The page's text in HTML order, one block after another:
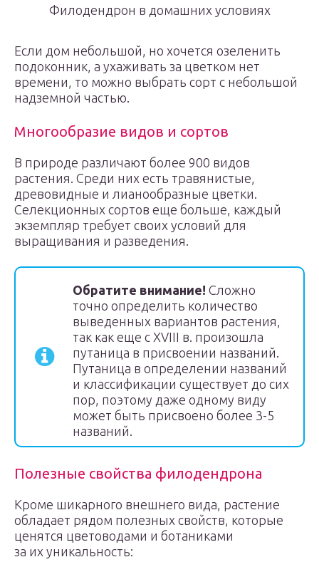
Филодендрон в домашних условиях
Если дом небольшой, но хочется озеленить
подоконник, а ухаживать за цветком нет
времени, то можно выбрать сорт с небольшой
надземной частью.
Многообразие видов и сортов
В природе различают более 900 видов
растения. Среди них есть травянистые,
древовидные и лианообразные цветки.
Селекционных сортов еще больше, каждый
экземпляр требует своих условий для
выращивания и разведения.
Обратите внимание! Сложно
точно определить количество
выведенных вариантов растения,
так как еще с XVIII в. произошла
путаница в присвоении названий.
Путаница в определении названий
и классификации существует до сих
пор, поэтому даже одному виду
может быть присвоено более 3-5
названий.
Полезные свойства филодендрона
Кроме шикарного внешнего вида, растение
обладает рядом полезных свойств, которые
ценятся цветоводами и ботаниками
за их уникальность: